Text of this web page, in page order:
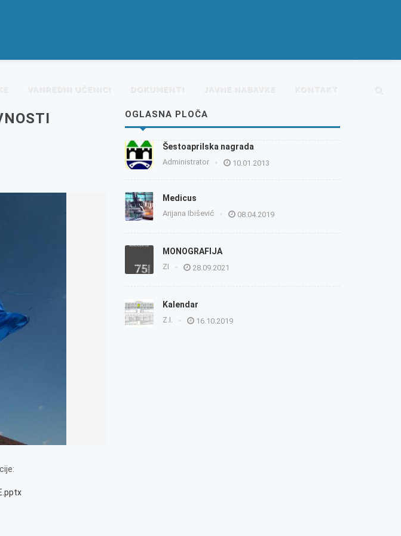
VANREDNI UČENICI DOKUMENTI JAVNE NABAVKE KONTAKT
OGLASNA PLOČA
Šestoaprilska nagrada
Administrator 10.01.2013
Medicus
Arijana Ibišević 08.04.2019
MONOGRAFIJA
ZI 28.09.2021
Kalendar
Z.I. 16.10.2019